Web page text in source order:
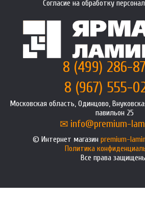
Согласие на обработку
8 (499) 286-
8 (967) 555-
Московская область, Одинцово,
павильон 25
info@premium-
Интернет магазин premium-
Политика
Все права